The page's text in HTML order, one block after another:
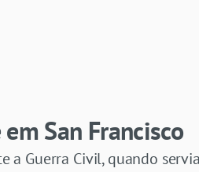
San Francisco
a Guerra Civil, quando